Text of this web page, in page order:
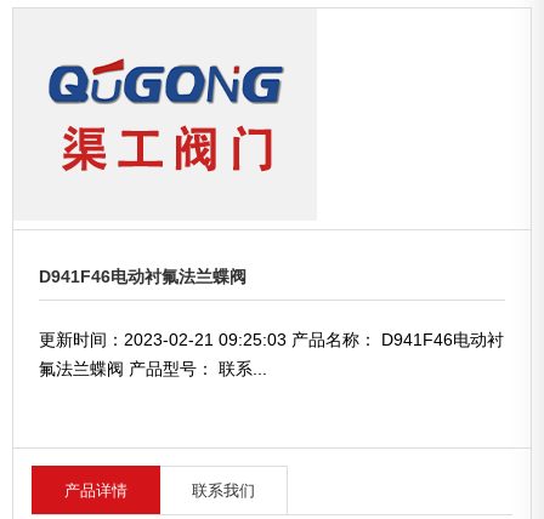
D941F46电动衬氟法兰蝶阀
更新时间：2023-02-21 09:25:03 产品名称： D941F46电动衬
氟法兰蝶阀 产品型号： 联系...
产品详情 联系我们